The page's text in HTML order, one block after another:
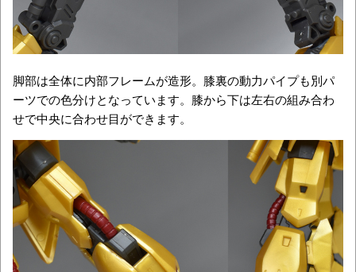
脚部は全体に内部フレームが造形。膝裏の動力パイプも別パ
ーツでの色分けとなっています。膝から下は左右の組み合わ
せで中央に合わせ目ができます。